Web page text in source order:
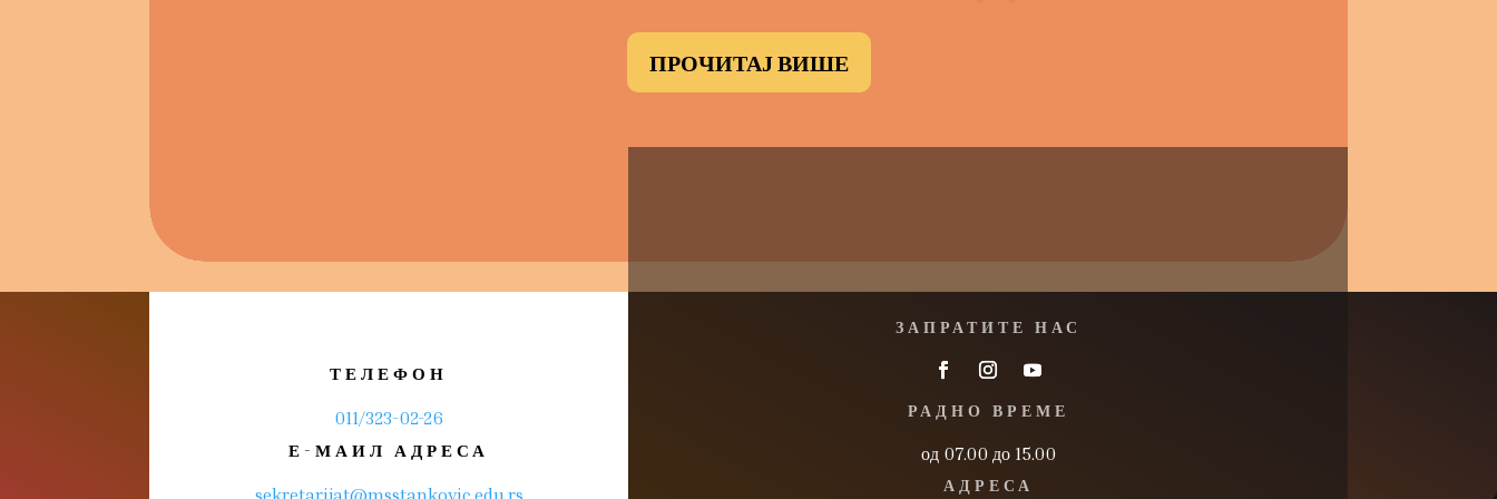
ПРОЧИТАЈ ВИШЕ
ТЕЛЕФОН
011/323-02-26
Е-МАИЛ АДРЕСА
sekretarijat@msstankovic.edu.rs
ЗАПРАТИТЕ НАС
РАДНО ВРЕМЕ
од 07.00 до 15.00
АДРЕСА